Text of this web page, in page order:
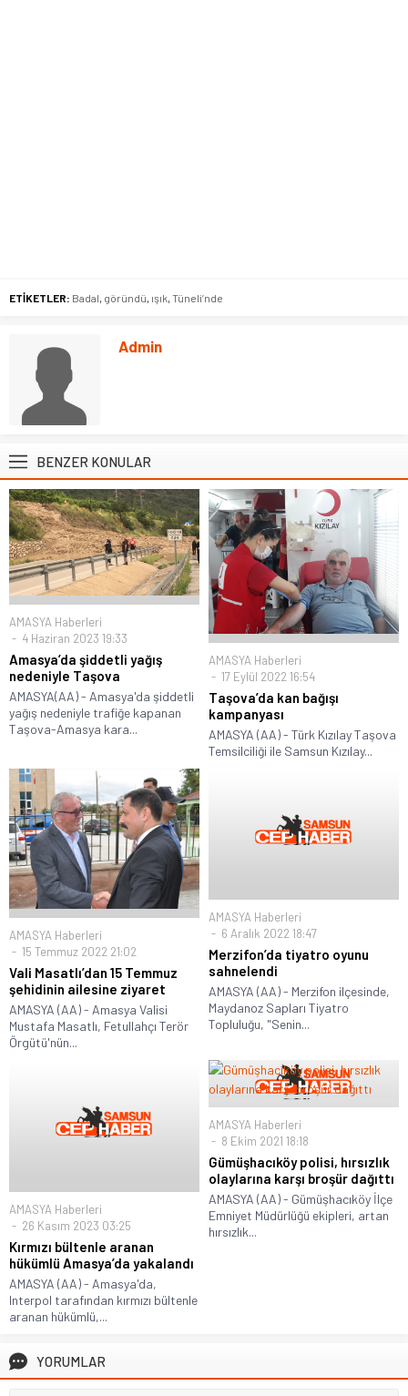
ETİKETLER: Badal göründü ışık Tüneli’nde
Admin
BENZER KONULAR
AMASYA Haberleri
4 Haziran 2023 19:33
Amasya’da şiddetli yağış
nedeniyle Taşova
AMASYA(AA) - Amasya'da şiddetli
yağış nedeniyle trafiğe kapanan
Taşova-Amasya kara...
AMASYA Haberleri
17 Eylül 2022 16:54
Taşova’da kan bağışı
kampanyası
AMASYA (AA) - Türk Kızılay Taşova
Temsilciliği ile Samsun Kızılay...
AMASYA Haberleri
15 Temmuz 2022 21:02
Vali Masatlı’dan 15 Temmuz
şehidinin ailesine ziyaret
AMASYA (AA) - Amasya Valisi
Mustafa Masatlı, Fetullahçı Terör
Örgütü'nün...
AMASYA Haberleri
6 Aralık 2022 18:47
Merzifon’da tiyatro oyunu
sahnelendi
AMASYA (AA) - Merzifon ilçesinde,
Maydanoz Sapları Tiyatro
Topluluğu, "Senin...
AMASYA Haberleri
26 Kasım 2023 03:25
Kırmızı bültenle aranan
hükümlü Amasya’da yakalandı
AMASYA (AA) - Amasya'da,
Interpol tarafından kırmızı bültenle
aranan hükümlü,...
AMASYA Haberleri
8 Ekim 2021 18:18
Gümüşhacıköy polisi, hırsızlık
olaylarına karşı broşür dağıttı
AMASYA (AA) - Gümüşhacıköy İlçe
Emniyet Müdürlüğü ekipleri, artan
hırsızlık...
YORUMLAR